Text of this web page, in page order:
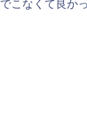
こなくて良か